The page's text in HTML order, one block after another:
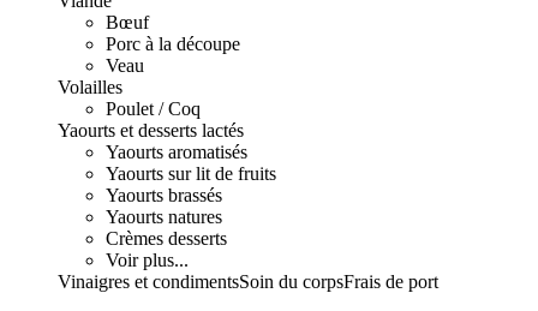
Bœuf
Porc à la découpe
Veau
Volailles
Poulet / Coq
Yaourts et desserts lactés
Yaourts aromatisés
Yaourts sur lit de fruits
Yaourts brassés
Yaourts natures
Crèmes desserts
Voir plus...
Vinaigres et condimentsSoin du corpsFrais de port